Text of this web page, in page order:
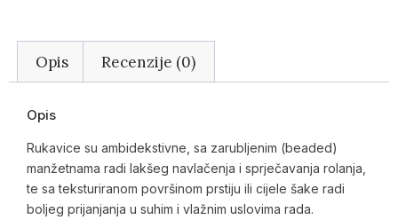
Opis Recenzije (0)
Opis
Rukavice su ambidekstivne, sa zarubljenim (beaded)
manžetnama radi lakšeg navlačenja i sprječavanja rolanja,
te sa teksturiranom površinom prstiju ili cijele šake radi
boljeg prijanjanja u suhim i vlažnim uslovima rada.